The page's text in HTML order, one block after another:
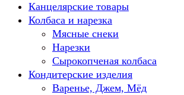
Канцелярские товары
Колбаса и нарезка
Мясные снеки
Нарезки
Сырокопченая колбаса
Кондитерские изделия
Варенье, Джем, Мёд